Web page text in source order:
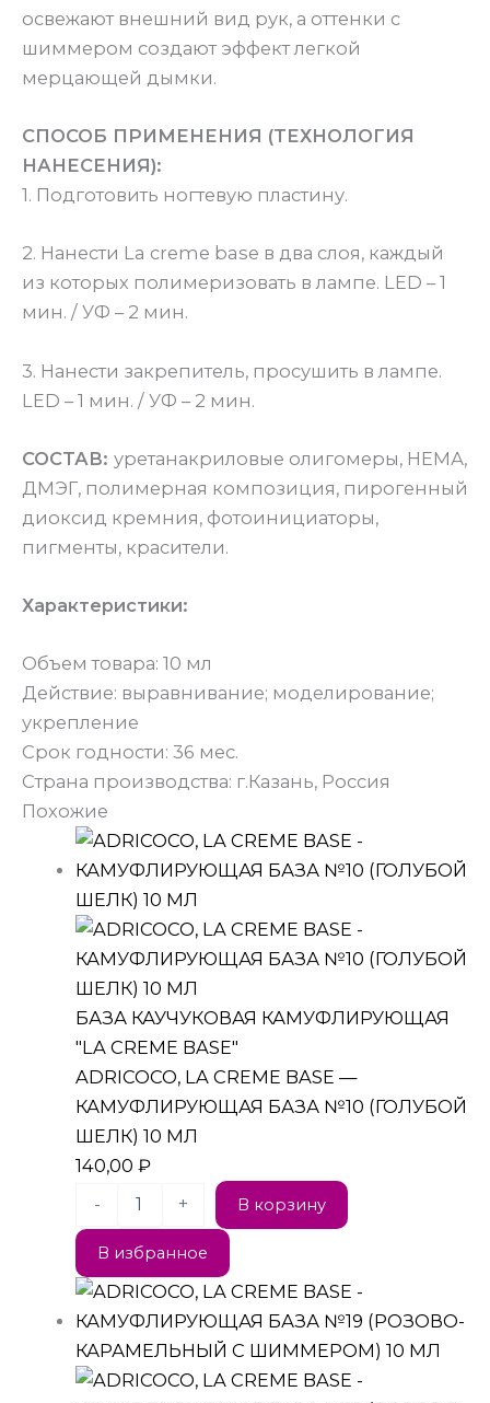
освежают внешний вид рук, а оттенки с
шиммером создают эффект легкой
мерцающей дымки.
СПОСОБ ПРИМЕНЕНИЯ (ТЕХНОЛОГИЯ
НАНЕСЕНИЯ):
1. Подготовить ногтевую пластину.
2. Нанести La creme base в два слоя, каждый
из которых полимеризовать в лампе. LED – 1
мин. / УФ – 2 мин.
3. Нанести закрепитель, просушить в лампе.
LED – 1 мин. / УФ – 2 мин.
СОСТАВ: уретанакриловые олигомеры, НЕМА,
ДМЭГ, полимерная композиция, пирогенный
диоксид кремния, фотоинициаторы,
пигменты, красители.
Характеристики:
Объем товара: 10 мл
Действие: выравнивание; моделирование;
укрепление
Срок годности: 36 мес.
Страна производства: г.Казань, Россия
Похожие
БАЗА КАУЧУКОВАЯ КАМУФЛИРУЮЩАЯ
"LA CREME BASE"
ADRICOCO, LA CREME BASE —
КАМУФЛИРУЮЩАЯ БАЗА №10 (ГОЛУБОЙ
ШЕЛК) 10 МЛ
140,00₽
-
+ В корзину
В избранное